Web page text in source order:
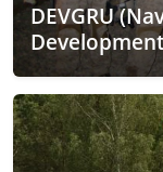
DEVGRU